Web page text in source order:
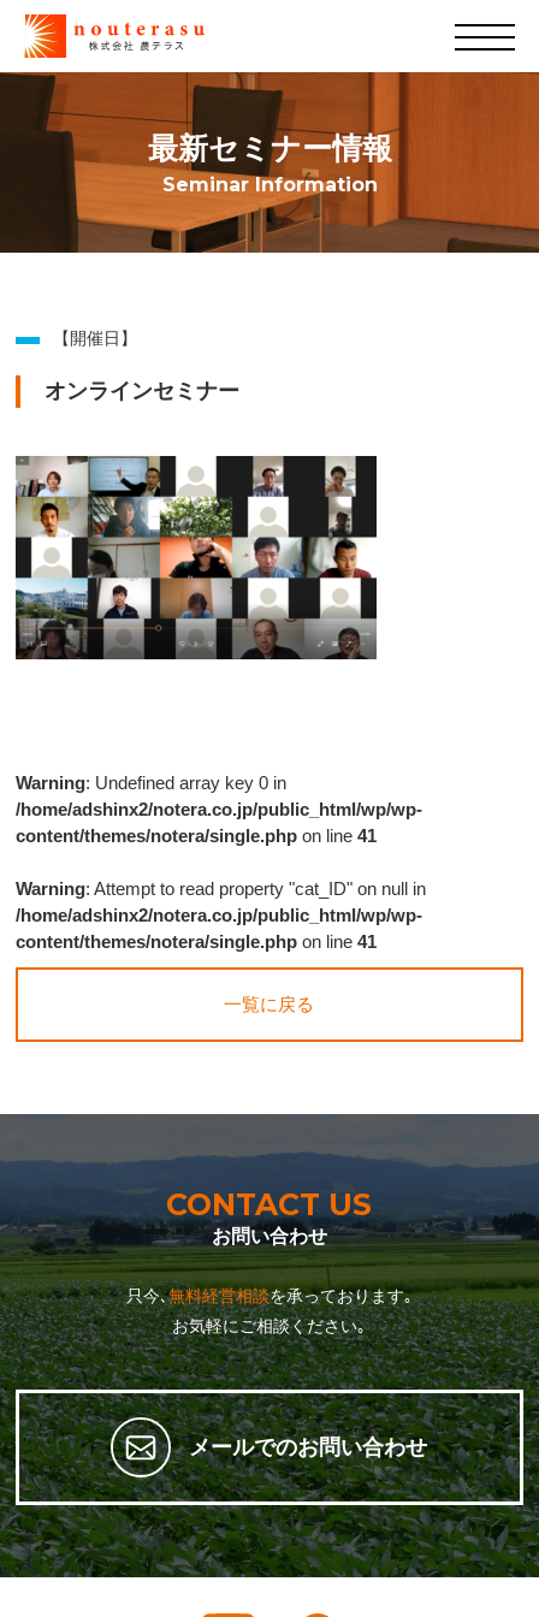
最新セミナー情報
Seminar Information
【開催日】
オンラインセミナー
Warning: Undefined array key 0 in
/home/adshinx2/notera.co.jp/public_html/wp/wp-
content/themes/notera/single.php on line41
Warning: Attempt to read property "cat_ID" on null in
/home/adshinx2/notera.co.jp/public_html/wp/wp-
content/themes/notera/single.php on line41
一覧に戻る
CONTACT US
お問い合わせ
只今､無料経営相談を承っております｡
お気軽にご相談ください｡
メールでのお問い合わせ